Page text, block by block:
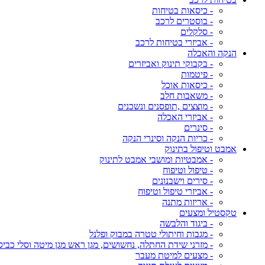
- כיסאות בטיחות
- בוסטרים לרכב
- סלקלים
- אביזרי בטיחות לרכב
הנקה והאכלה
- בקבוקי תינוק ואביזרים
- פיטמות
- כיסאות אוכל
- משאבות חלב
- מוצצים ,תופסנים ונשכנים
- אביזרי האכלה
- סינרים
- כריות הנקה וסינרי הנקה
אמבט וטיפול בתינוק
- אמבטיות ומושבי אמבט לתינוק
- טיפול וטיפוח
- סירים וישבנונים
- אביזרי טיפול וטיפוח
- אריזות מתנה
טקסטיל ומצעים
- ביגוד והלבשה
- מגבות וחיתולי טטרה במבוק ופלנל
- מזרני שידת החתלה, נחשושים, מגן ראש מגן מיטה וסלי
- מצעים למיטת מעבר